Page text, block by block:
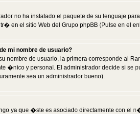
no ha instalado el paquete de su lenguaje
en el sitio Web del Grupo phpBB (Pulse en el
mi nombre de usuario?
nombre de usuario, la primera corresponde al
�nico y personal. El administrador decide si se
sea un administrador bueno).
ya que �ste es asociado directamente con el